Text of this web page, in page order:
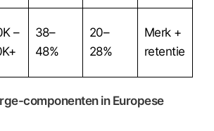
–
38–
48%
20–
28%
Merk +
retentie
componenten in Europese